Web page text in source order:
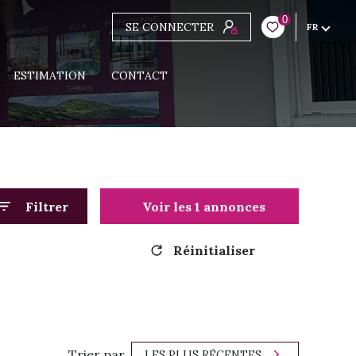
SE CONNECTER
0
FR
ESTIMATION CONTACT
Filtrer Voir les 1 annonces
Réinitialiser